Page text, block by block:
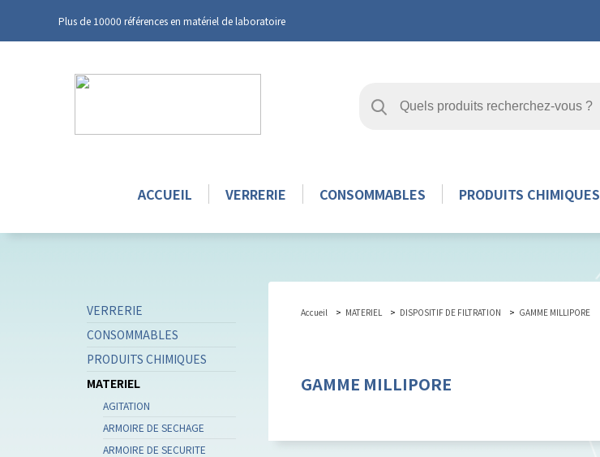
Plus de 10000 références en matériel de laboratoire
ACCUEIL VERRERIE CONSOMMABLES PRODUITS CHIMIQUES
VERRERIE
CONSOMMABLES
PRODUITS CHIMIQUES
MATERIEL
AGITATION
ARMOIRE DE SECHAGE
ARMOIRE DE SECURITE
Accueil MATERIEL DISPOSITIF DE FILTRATION GAMME MILLIPORE
GAMME MILLIPORE